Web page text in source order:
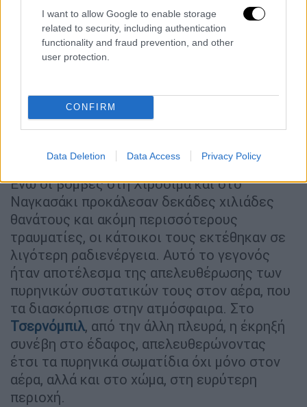
I want to allow Google to enable storage
related to security, including authentication
functionality and fraud prevention, and other
user protection.
CONFIRM
Data Deletion Data Access Privacy Policy
5. Περισσότερη ήταν η ραδιενέργεια
από ό,τι σε Χιροσίμα και Ναγκασάκι
Παρά το γεγονός ότι το η
64 κιλά ουρανίου και οFat Man, που έπληξε
Ναγκασάκι είχε περίπου 6,4 κιλά
πλουτώνιο· καμιά δεν ήταν τόσο ραδιενεργή
όσο το δυστύχημα του
Τσερνόμπιλ
, το οποίο
περιείχε 192 τόνους πυρηνικού καυσίμου.
Ενώ οι βόμβες στη Χιροσίμα και στο
Ναγκασάκι προκάλεσαν δεκάδες χιλιάδες
θανάτους και ακόμη περισσότερους
τραυματίες, οι κάτοικοι τους εκτέθηκαν σε
λιγότερη ραδιενέργεια. Αυτό το γεγονός
ήταν αποτέλεσμα της απελευθέρωσης των
πυρηνικών συστατικών τους στον αέρα, που
τα διασκόρπισε στην ατμόσφαιρα. Στο
Τσερνόμπιλ, από την άλλη πλευρά, η έκρηξή
συνέβη στο έδαφος, απελευθερώνοντας
έτσι τα πυρηνικά σωματίδια όχι μόνο στον
αέρα, αλλά και στο χώμα, στη ευρύτερη
περιοχή.